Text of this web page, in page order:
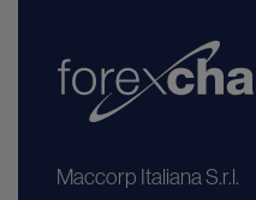
Maccorp Italiana S.r.l.